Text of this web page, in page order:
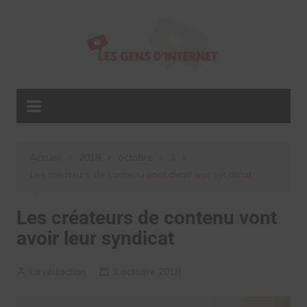
Les créateurs de contenu vont
avoir leur syndicat